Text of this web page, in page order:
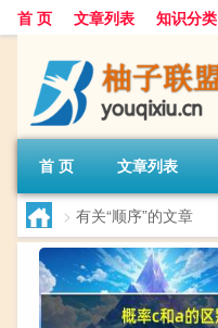
首 页 文章列表 知识分类
首 页 文章列表
> 有关“顺序”的文章